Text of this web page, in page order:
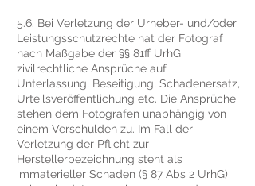
5.6. Bei Verletzung der Urheber- und/oder
Leistungsschutzrechte hat der Fotograf
nach Maßgabe der §§ 81ff UrhG
zivilrechtliche Ansprüche auf
Unterlassung, Beseitigung, Schadenersatz,
Urteilsveröffentlichung etc. Die Ansprüche
stehen dem Fotografen unabhängig von
einem Verschulden zu. Im Fall der
Verletzung der Pflicht zur
Herstellerbezeichnung steht als
immaterieller Schaden (§ 87 Abs 2 UrhG)